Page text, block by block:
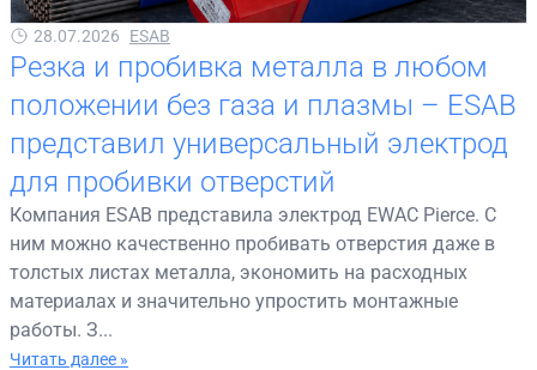
28.07.2026 ESAB
Резка и пробивка металла в любом
положении без газа и плазмы – ESAB
представил универсальный электрод
для пробивки отверстий
Компания ESAB представила электрод EWAC Pierce. С
ним можно качественно пробивать отверстия даже в
толстых листах металла, экономить на расходных
материалах и значительно упростить монтажные
работы. З...
Читать далее »